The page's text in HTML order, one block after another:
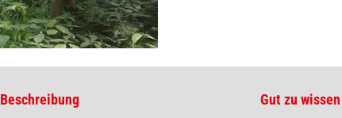
Beschreibung Gut zu wissen